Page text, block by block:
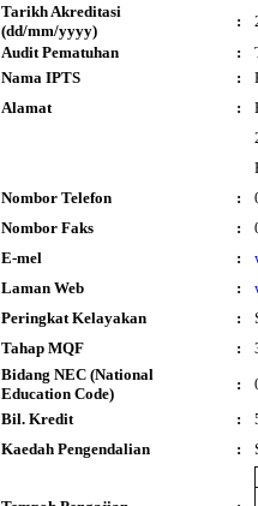
Tarikh Akreditasi
(dd/mm/yyyy)
:
Audit Pematuhan
:
Nama IPTS
:
Alamat
:
Nombor Telefon
:
Nombor Faks
:
E-mel
:
Laman Web
:
Peringkat Kelayakan
:
Tahap MQF
:
Bidang NEC (National
Education Code)
:
Bil. Kredit
:
Kaedah Pengendalian
: